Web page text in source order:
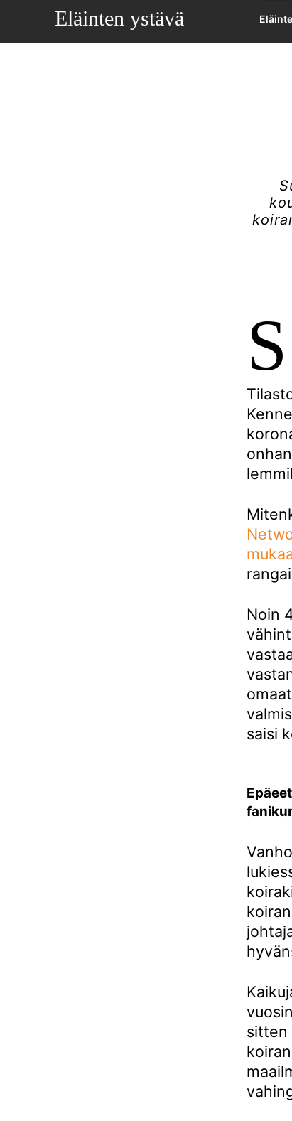
Eläinten ystävä
S
Noin
saisi
sitten